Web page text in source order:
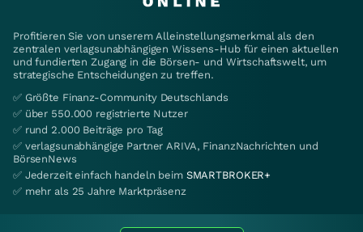
Profitieren Sie von unserem Alleinstellungsmerkmal als den
zentralen verlagsunabhängigen Wissens-Hub für einen aktuellen
und fundierten Zugang in die Börsen- und Wirtschaftswelt, um
strategische Entscheidungen zu treffen.
✅ Größte Finanz-Community Deutschlands
✅ über 550.000 registrierte Nutzer
✅ rund 2.000 Beiträge pro Tag
✅ verlagsunabhängige Partner ARIVA, FinanzNachrichten und
BörsenNews
✅ Jederzeit einfach handeln beim SMARTBROKER+
✅ mehr als 25 Jahre Marktpräsenz